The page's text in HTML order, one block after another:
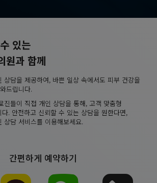
있는
원과 함께
상담을 제공하여, 바쁜 일상 속에서도 피부 건강을
드립니다.
진들이 직접 개인 상담을 통해, 고객 맞춤형
. 안전하고 신뢰할 수 있는 상담을 원한다면,
상담 서비스를 이용해보세요.
간편하게 예약하기